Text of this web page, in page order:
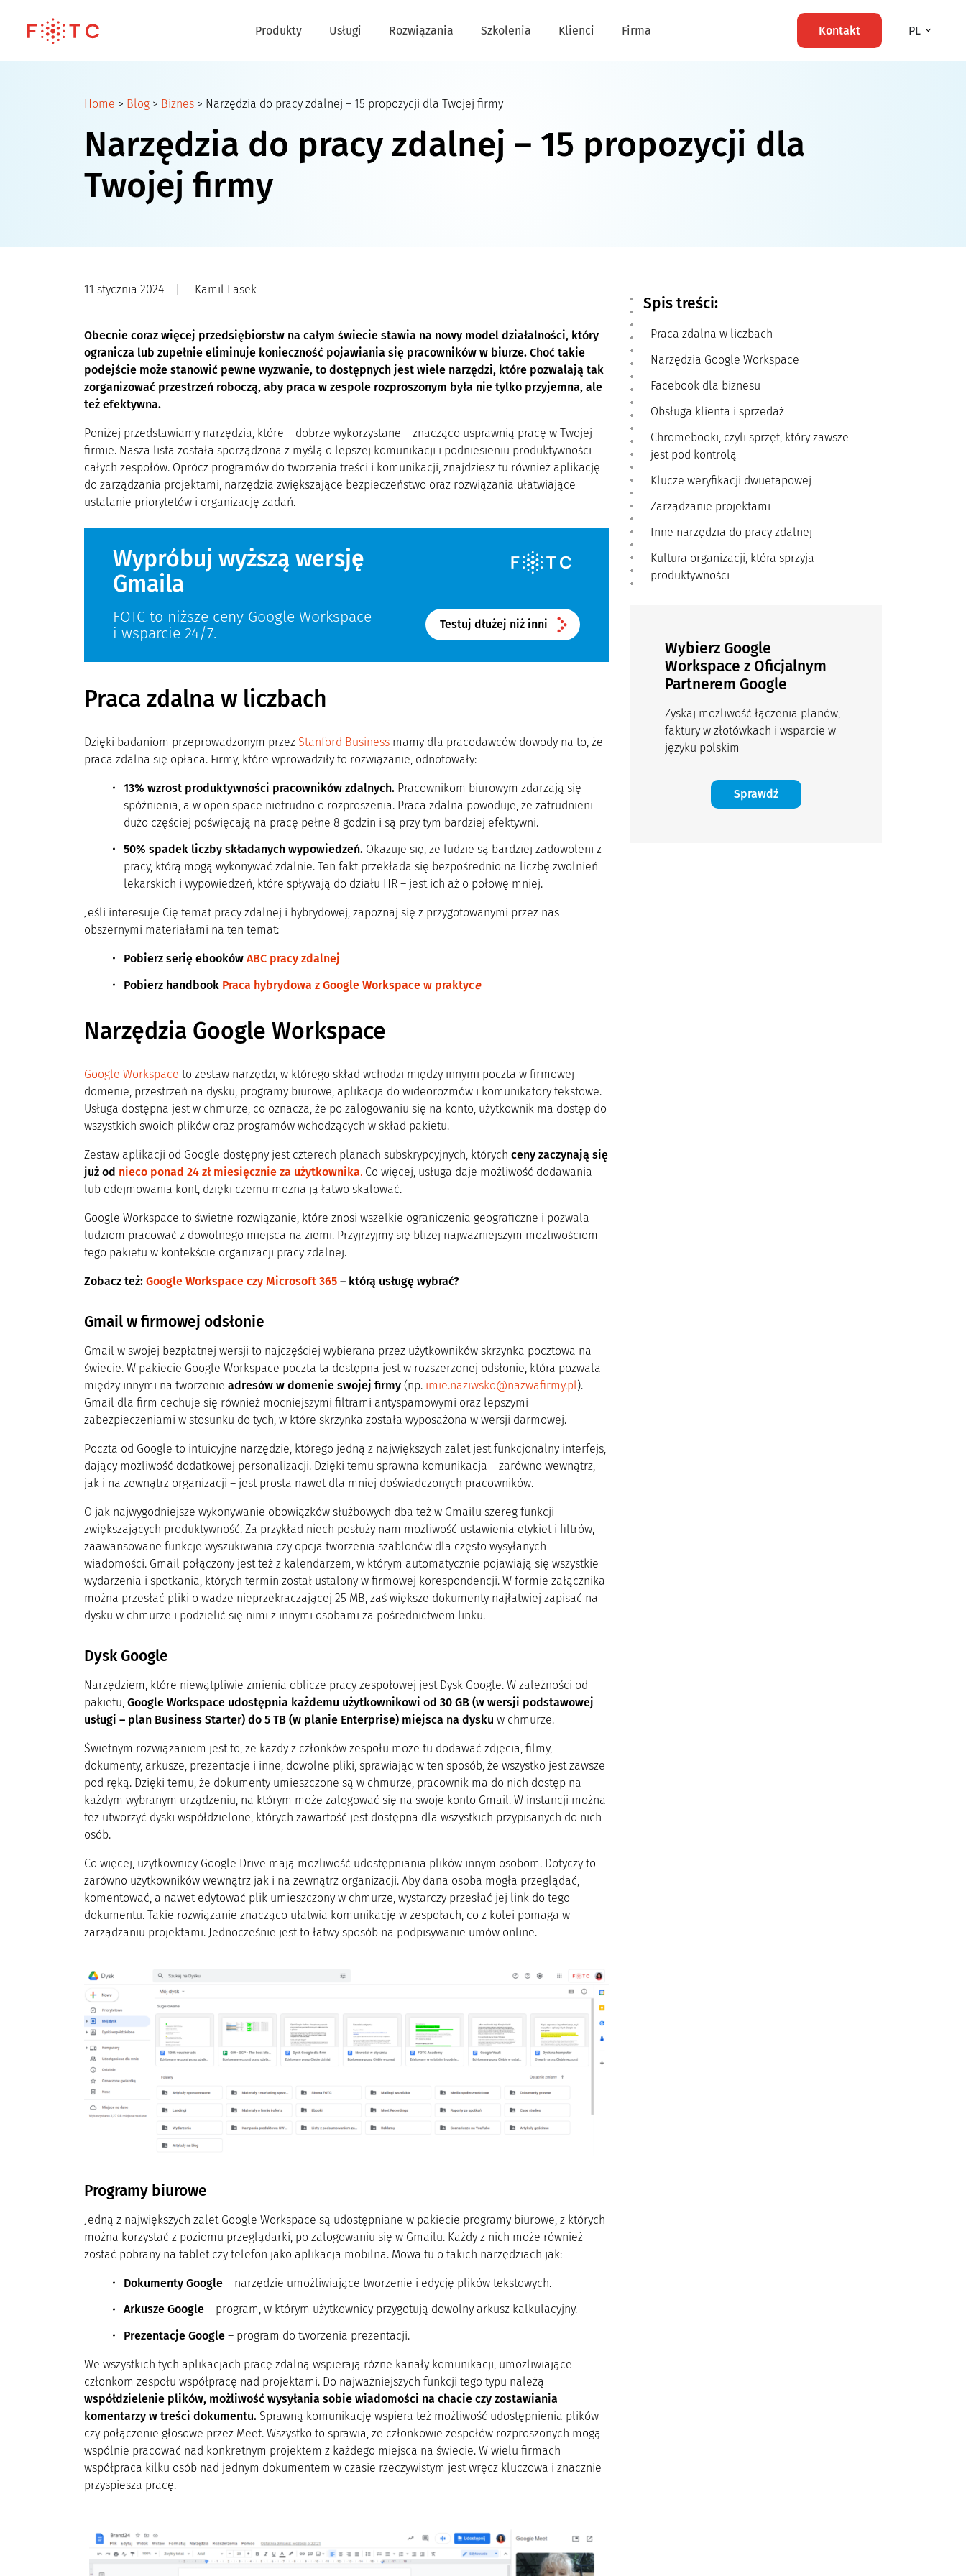
Produkty Usługi Rozwiązania Szkolenia Klienci Firma Kontakt PL
Home > Blog > Biznes > Narzędzia do pracy zdalnej – 15 propozycji dla Twojej firmy
Narzędzia do pracy zdalnej – 15 propozycji dla
Twojej firmy
11 stycznia 2024 Kamil Lasek
Obecnie coraz więcej przedsiębiorstw na całym świecie stawia na nowy model działalności, który
ogranicza lub zupełnie eliminuje konieczność pojawiania się pracowników w biurze. Choć takie
podejście może stanowić pewne wyzwanie, to dostępnych jest wiele narzędzi, które pozwalają tak
zorganizować przestrzeń roboczą, aby praca w zespole rozproszonym była nie tylko przyjemna, ale
też efektywna.
Poniżej przedstawiamy narzędzia, które – dobrze wykorzystane – znacząco usprawnią pracę w Twojej
firmie. Nasza lista została sporządzona z myślą o lepszej komunikacji i podniesieniu produktywności
całych zespołów. Oprócz programów do tworzenia treści i komunikacji, znajdziesz tu również aplikację
do zarządzania projektami, narzędzia zwiększające bezpieczeństwo oraz rozwiązania ułatwiające
ustalanie priorytetów i organizację zadań.
Wypróbuj wyższą wersję
Gmaila
FOTC to niższe ceny Google Workspace
i wsparcie 24/7.
Testuj dłużej niż inni
Praca zdalna w liczbach
Dzięki badaniom przeprowadzonym przez Stanford Business mamy dla pracodawców dowody na to, że
praca zdalna się opłaca. Firmy, które wprowadziły to rozwiązanie, odnotowały:
13% wzrost produktywności pracowników zdalnych. Pracownikom biurowym zdarzają się
spóźnienia, a w open space nietrudno o rozproszenia. Praca zdalna powoduje, że zatrudnieni
dużo częściej poświęcają na pracę pełne 8 godzin i są przy tym bardziej efektywni.
50% spadek liczby składanych wypowiedzeń. Okazuje się, że ludzie są bardziej zadowoleni z
pracy, którą mogą wykonywać zdalnie. Ten fakt przekłada się bezpośrednio na liczbę zwolnień
lekarskich i wypowiedzeń, które spływają do działu HR – jest ich aż o połowę mniej.
Jeśli interesuje Cię temat pracy zdalnej i hybrydowej, zapoznaj się z przygotowanymi przez nas
obszernymi materiałami na ten temat:
Pobierz serię ebooków ABC pracy zdalnej
Pobierz handbook Praca hybrydowa z Google Workspace w praktyce
Narzędzia Google Workspace
Google Workspace to zestaw narzędzi, w którego skład wchodzi między innymi poczta w firmowej
domenie, przestrzeń na dysku, programy biurowe, aplikacja do wideorozmów i komunikatory tekstowe.
Usługa dostępna jest w chmurze, co oznacza, że po zalogowaniu się na konto, użytkownik ma dostęp do
wszystkich swoich plików oraz programów wchodzących w skład pakietu.
Zestaw aplikacji od Google dostępny jest czterech planach subskrypcyjnych, których ceny zaczynają się
już od nieco ponad 24 zł miesięcznie za użytkownika. Co więcej, usługa daje możliwość dodawania
lub odejmowania kont, dzięki czemu można ją łatwo skalować.
Google Workspace to świetne rozwiązanie, które znosi wszelkie ograniczenia geograficzne i pozwala
ludziom pracować z dowolnego miejsca na ziemi. Przyjrzyjmy się bliżej najważniejszym możliwościom
tego pakietu w kontekście organizacji pracy zdalnej.
Zobacz też: Google Workspace czy Microsoft 365 – którą usługę wybrać?
Gmail w firmowej odsłonie
Gmail w swojej bezpłatnej wersji to najczęściej wybierana przez użytkowników skrzynka pocztowa na
świecie. W pakiecie Google Workspace poczta ta dostępna jest w rozszerzonej odsłonie, która pozwala
między innymi na tworzenie adresów w domenie swojej firmy (np. imie.naziwsko@nazwafirmy.pl).
Gmail dla firm cechuje się również mocniejszymi filtrami antyspamowymi oraz lepszymi
zabezpieczeniami w stosunku do tych, w które skrzynka została wyposażona w wersji darmowej.
Poczta od Google to intuicyjne narzędzie, którego jedną z największych zalet jest funkcjonalny interfejs,
dający możliwość dodatkowej personalizacji. Dzięki temu sprawna komunikacja – zarówno wewnątrz,
jak i na zewnątrz organizacji – jest prosta nawet dla mniej doświadczonych pracowników.
O jak najwygodniejsze wykonywanie obowiązków służbowych dba też w Gmailu szereg funkcji
zwiększających produktywność. Za przykład niech posłuży nam możliwość ustawienia etykiet i filtrów,
zaawansowane funkcje wyszukiwania czy opcja tworzenia szablonów dla często wysyłanych
wiadomości. Gmail połączony jest też z kalendarzem, w którym automatycznie pojawiają się wszystkie
wydarzenia i spotkania, których termin został ustalony w firmowej korespondencji. W formie załącznika
można przesłać pliki o wadze nieprzekraczającej 25 MB, zaś większe dokumenty najłatwiej zapisać na
dysku w chmurze i podzielić się nimi z innymi osobami za pośrednictwem linku.
Dysk Google
Narzędziem, które niewątpliwie zmienia oblicze pracy zespołowej jest Dysk Google. W zależności od
pakietu, Google Workspace udostępnia każdemu użytkownikowi od 30 GB (w wersji podstawowej
usługi – plan Business Starter) do 5 TB (w planie Enterprise) miejsca na dysku w chmurze.
Świetnym rozwiązaniem jest to, że każdy z członków zespołu może tu dodawać zdjęcia, filmy,
dokumenty, arkusze, prezentacje i inne, dowolne pliki, sprawiając w ten sposób, że wszystko jest zawsze
pod ręką. Dzięki temu, że dokumenty umieszczone są w chmurze, pracownik ma do nich dostęp na
każdym wybranym urządzeniu, na którym może zalogować się na swoje konto Gmail. W instancji można
też utworzyć dyski współdzielone, których zawartość jest dostępna dla wszystkich przypisanych do nich
osób.
Co więcej, użytkownicy Google Drive mają możliwość udostępniania plików innym osobom. Dotyczy to
zarówno użytkowników wewnątrz jak i na zewnątrz organizacji. Aby dana osoba mogła przeglądać,
komentować, a nawet edytować plik umieszczony w chmurze, wystarczy przesłać jej link do tego
dokumentu. Takie rozwiązanie znacząco ułatwia komunikację w zespołach, co z kolei pomaga w
zarządzaniu projektami. Jednocześnie jest to łatwy sposób na podpisywanie umów online.
Programy biurowe
Jedną z największych zalet Google Workspace są udostępniane w pakiecie programy biurowe, z których
można korzystać z poziomu przeglądarki, po zalogowaniu się w Gmailu. Każdy z nich może również
zostać pobrany na tablet czy telefon jako aplikacja mobilna. Mowa tu o takich narzędziach jak:
Dokumenty Google – narzędzie umożliwiające tworzenie i edycję plików tekstowych.
Arkusze Google – program, w którym użytkownicy przygotują dowolny arkusz kalkulacyjny.
Prezentacje Google – program do tworzenia prezentacji.
We wszystkich tych aplikacjach pracę zdalną wspierają różne kanały komunikacji, umożliwiające
członkom zespołu współpracę nad projektami. Do najważniejszych funkcji tego typu należą
współdzielenie plików, możliwość wysyłania sobie wiadomości na chacie czy zostawiania
komentarzy w treści dokumentu. Sprawną komunikację wspiera też możliwość udostępnienia plików
czy połączenie głosowe przez Meet. Wszystko to sprawia, że członkowie zespołów rozproszonych mogą
wspólnie pracować nad konkretnym projektem z każdego miejsca na świecie. W wielu firmach
współpraca kilku osób nad jednym dokumentem w czasie rzeczywistym jest wręcz kluczowa i znacznie
przyspiesza pracę.
Spis treści:
Praca zdalna w liczbach
Narzędzia Google Workspace
Facebook dla biznesu
Obsługa klienta i sprzedaż
Chromebooki, czyli sprzęt, który zawsze
jest pod kontrolą
Klucze weryfikacji dwuetapowej
Zarządzanie projektami
Inne narzędzia do pracy zdalnej
Kultura organizacji, która sprzyja
produktywności
Wybierz Google
Workspace z Oficjalnym
Partnerem Google
Zyskaj możliwość łączenia planów,
faktury w złotówkach i wsparcie w
języku polskim
Sprawdź